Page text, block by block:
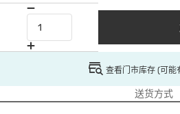
查看门市库存 (可能
送货方式